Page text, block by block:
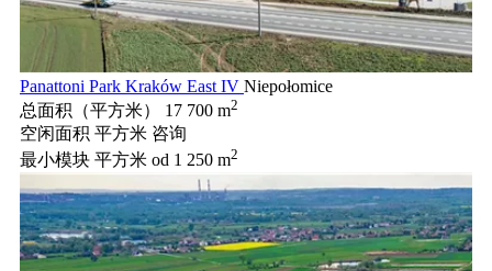
Panattoni Park Kraków East IV Niepołomice
总面积（平方米）
17 700 m2
空闲面积 平方米 咨询
最小模块 平方米 od 1 250 m2